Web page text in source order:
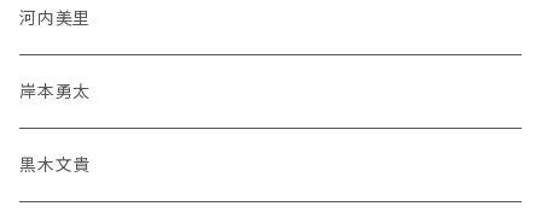
河内美里
岸本勇太
黒木文貴